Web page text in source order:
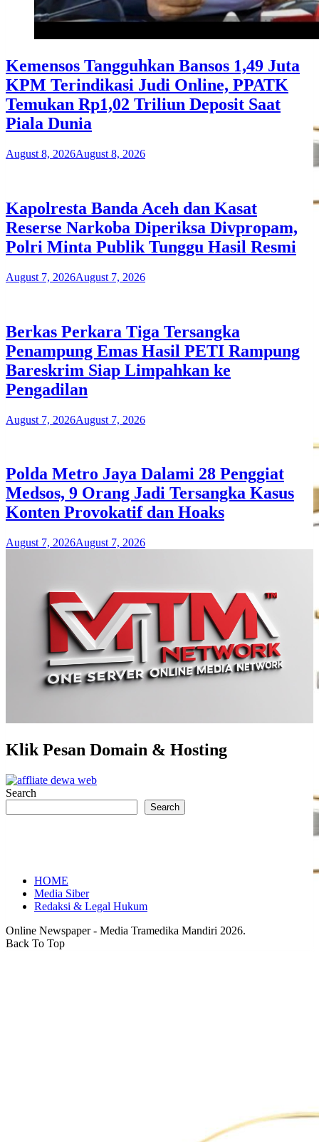
Kemensos Tangguhkan Bansos 1,49 Juta
KPM Terindikasi Judi Online, PPATK
Temukan Rp1,02 Triliun Deposit Saat
Piala Dunia
August 8, 2026August 8, 2026
Kapolresta Banda Aceh dan Kasat
Reserse Narkoba Diperiksa Divpropam,
Polri Minta Publik Tunggu Hasil Resmi
August 7, 2026August 7, 2026
Berkas Perkara Tiga Tersangka
Penampung Emas Hasil PETI Rampung
Bareskrim Siap Limpahkan ke
Pengadilan
August 7, 2026August 7, 2026
Polda Metro Jaya Dalami 28 Penggiat
Medsos, 9 Orang Jadi Tersangka Kasus
Konten Provokatif dan Hoaks
August 7, 2026August 7, 2026
Klik Pesan Domain & Hosting
Search
Search
HOME
Media Siber
Redaksi & Legal Hukum
Online Newspaper - Media Tramedika Mandiri 2026.
Back To Top